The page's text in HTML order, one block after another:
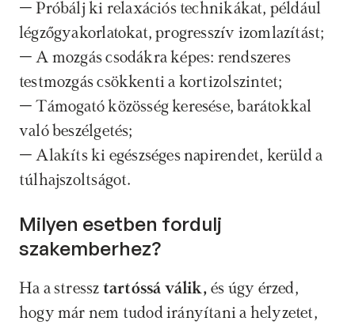
– Próbálj ki relaxációs technikákat, például
légzőgyakorlatokat, progresszív izomlazítást;
– A mozgás csodákra képes: rendszeres
testmozgás csökkenti a kortizolszintet;
– Támogató közösség keresése, barátokkal
való beszélgetés;
– Alakíts ki egészséges napirendet, kerüld a
túlhajszoltságot.
Milyen esetben fordulj
szakemberhez?
Ha a stressz tartóssá válik, és úgy érzed,
hogy már nem tudod irányítani a helyzetet,